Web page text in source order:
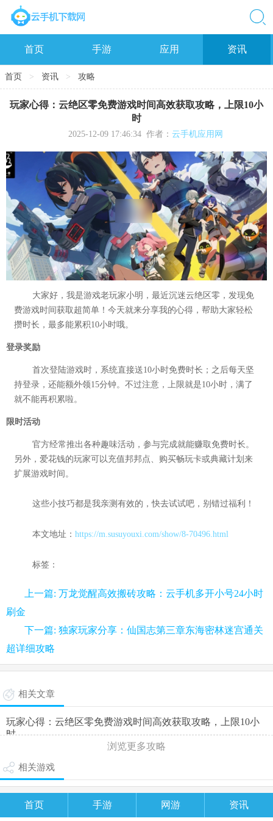
首页 手游 应用 资讯
首页 > 资讯 > 攻略
玩家心得：云绝区零免费游戏时间高效获取攻略，上限10小
时
2025-12-09 17:46:34 作者： 云手机应用网
大家好，我是游戏老玩家小明，最近沉迷云绝区零，发现免
费游戏时间获取超简单！今天就来分享我的心得，帮助大家轻松
攒时长，最多能累积10小时哦。
登录奖励
首次登陆游戏时，系统直接送10小时免费时长；之后每天坚
持登录，还能额外领15分钟。不过注意，上限就是10小时，满了
就不能再积累啦。
限时活动
官方经常推出各种趣味活动，参与完成就能赚取免费时长。
另外，爱花钱的玩家可以充值邦邦点、购买畅玩卡或典藏计划来
扩展游戏时间。
这些小技巧都是我亲测有效的，快去试试吧，别错过福利！
本文地址： https://m.susuyouxi.com/show/8-70496.html
标签：
上一篇: 万龙觉醒高效搬砖攻略：云手机多开小号24小时
刷金
下一篇: 独家玩家分享：仙国志第三章东海密林迷宫通关
超详细攻略
相关文章
玩家心得：云绝区零免费游戏时间高效获取攻略，上限10小
时
浏览更多攻略
相关游戏
首页 手游 网游 资讯